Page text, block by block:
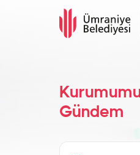
Gündem